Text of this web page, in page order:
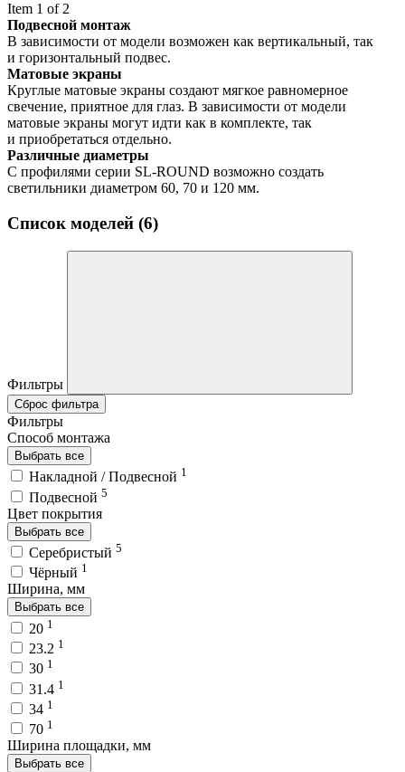
Item 1 of 2
Подвесной монтаж
В зависимости от модели возможен как вертикальный, так
и горизонтальный подвес.
Матовые экраны
Круглые матовые экраны создают мягкое равномерное
свечение, приятное для глаз. В зависимости от модели
матовые экраны могут идти как в комплекте, так
и приобретаться отдельно.
Различные диаметры
С профилями серии SL-ROUND возможно создать
светильники диаметром 60, 70 и 120 мм.
Список моделей (6)
Фильтры
Сброс фильтра
Фильтры
Способ монтажа
Выбрать все
Накладной / Подвесной 1
Подвесной 5
Цвет покрытия
Выбрать все
Серебристый 5
Чёрный 1
Ширина, мм
Выбрать все
20 1
23.2 1
30 1
31.4 1
34 1
70 1
Ширина площадки, мм
Выбрать все